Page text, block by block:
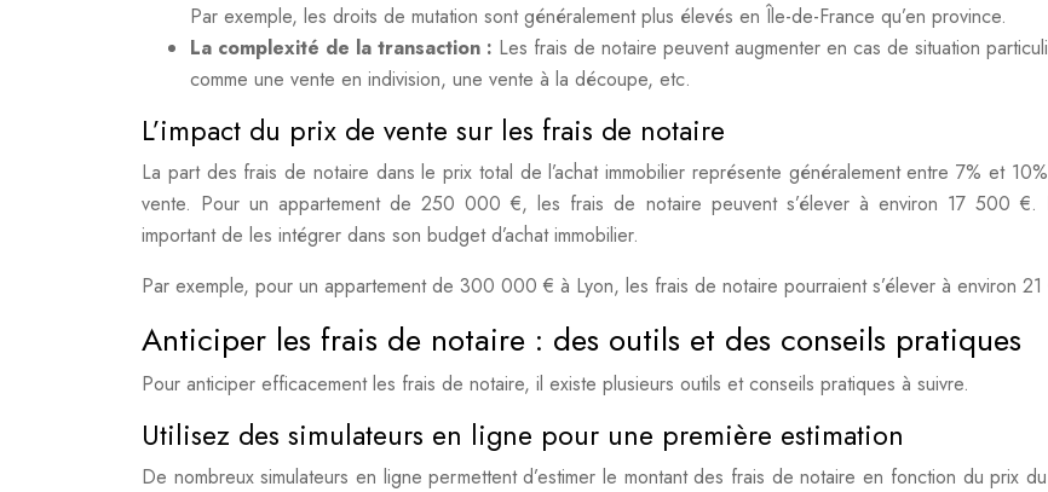
Par exemple, les droits de mutation sont généralement plus élevés en Île-de-France qu’en province.
La complexité de la transaction : Les frais de notaire peuvent augmenter en cas de situation
comme une vente en indivision, une vente à la découpe, etc.
L’impact du prix de vente sur les frais de notaire
La part des frais de notaire dans le prix total de l’achat immobilier représente généralement entre 7% et
vente. Pour un appartement de 250 000 €, les frais de notaire peuvent s’élever à environ 17 500 €.
important de les intégrer dans son budget d’achat immobilier.
Par exemple, pour un appartement de 300 000 € à Lyon, les frais de notaire pourraient s’élever à environ
Anticiper les frais de notaire : des outils et des conseils pratiques
Pour anticiper efficacement les frais de notaire, il existe plusieurs outils et conseils pratiques à suivre.
Utilisez des simulateurs en ligne pour une première estimation
De nombreux simulateurs en ligne permettent d’estimer le montant des frais de notaire en fonction du prix